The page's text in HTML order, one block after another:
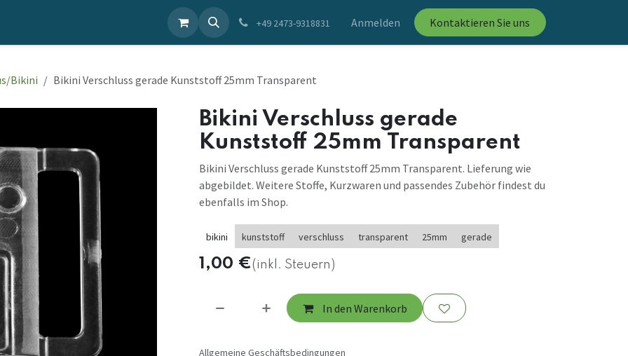
+49 2473-9318831 Anmelden Kontaktieren Sie uns
Bikini Bikini Verschluss gerade Kunststoff 25mm Transparent
Bikini Verschluss gerade
Kunststoff 25mm Transparent
Bikini Verschluss gerade Kunststoff 25mm Transparent. Lieferung wie
abgebildet. Weitere Stoffe, Kurzwaren und passendes Zubehör findest du
ebenfalls im Shop.
bikini kunststoff verschluss transparent 25mm gerade
1,00 €(inkl. Steuern)
In den Warenkorb
Allgemeine Geschäftsbedingungen